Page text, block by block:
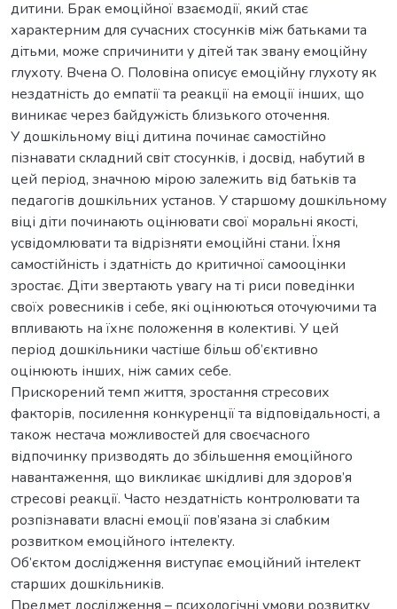
дитини. Брак емоційної взаємодії, який стає
характерним для сучасних стосунків між батьками та
дітьми, може спричинити у дітей так звану емоційну
глухоту. Вчена О. Половіна описує емоційну глухоту як
нездатність до емпатії та реакції на емоції інших, що
виникає через байдужість близького оточення.
У дошкільному віці дитина починає самостійно
пізнавати складний світ стосунків, і досвід, набутий в
цей період, значною мірою залежить від батьків та
педагогів дошкільних установ. У старшому дошкільному
віці діти починають оцінювати свої моральні якості,
усвідомлювати та відрізняти емоційні стани. Їхня
самостійність і здатність до критичної самооцінки
зростає. Діти звертають увагу на ті риси поведінки
своїх ровесників і себе, які оцінюються оточуючими та
впливають на їхнє положення в колективі. У цей
період дошкільники частіше більш об’єктивно
оцінюють інших, ніж самих себе.
Прискорений темп життя, зростання стресових
факторів, посилення конкуренції та відповідальності, а
також нестача можливостей для своєчасного
відпочинку призводять до збільшення емоційного
навантаження, що викликає шкідливі для здоров’я
стресові реакції. Часто нездатність контролювати та
розпізнавати власні емоції пов’язана зі слабким
розвитком емоційного інтелекту.
Об’єктом дослідження виступає емоційний інтелект
старших дошкільників.